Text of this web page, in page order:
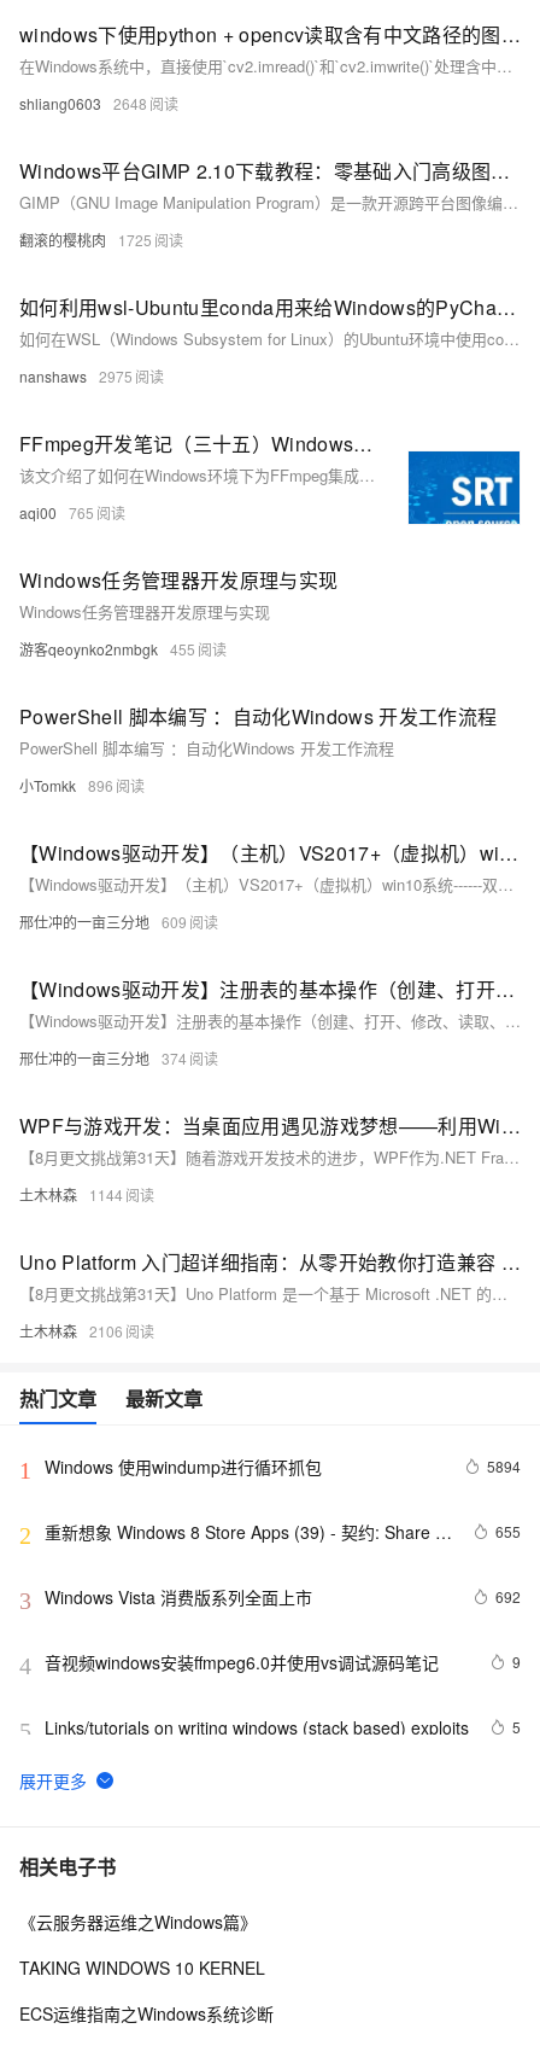
windows下使用python + opencv读取含有中文路径的图片 和 把图片数据保存到含有中文的路径下
在Windows系统中，直接使用`cv2.imread()`和`cv2.imwrite()`处理含中文路径的图像文件时会遇到问题。读取时会返回空数据，保存时则无法正确保存至目标目录。为解决这些问题，可以使用`cv2.imdecode()`结合`np.fromfile()`来读取图像，并使用`cv2.imencode()`结合`tofile()`方法来保存图像至含中文的路径。这种方法有效避免了路径编码问题，确保图像处理流程顺畅进行。
shliang0603 2648
Windows平台GIMP 2.10下载教程：零基础入门高级图像编辑
GIMP（GNU Image Manipulation Program）是一款开源跨平台图像编辑工具，支持图层管理、高级修图、色彩校正等功能，广泛应用于平面设计和照片修复。其优势包括全功能免费、插件生态丰富（600+扩展插件）、硬件要求低（1GB内存即可流畅运行）。本文详细介绍GIMP的软件定位、安装流程、首次配置及常见问题解答，帮助用户快速上手并充分利用其强大功能。
翻滚的樱桃肉 1725
如何利用wsl-Ubuntu里conda用来给Windows的PyCharm开发
如何在WSL（Windows Subsystem for Linux）的Ubuntu环境中使用conda虚拟环境来为Windows上的PyCharm开发设置Python解释器。
nanshaws 2975
FFmpeg开发笔记（三十五）Windows环境给FFmpeg集成libsrt
该文介绍了如何在Windows环境下为FFmpeg集成SRT协议支持库libsrt。首先，需要安装Perl和Nasm，然后编译OpenSSL。接着，下载libsrt源码并使用CMake配置，生成VS工程并编译生成srt.dll和srt.lib。最后，将编译出的库文件和头文件按照特定目录结构放置，并更新环境变量，重新配置启用libsrt的FFmpeg并进行编译安装。该过程有助于优化直播推流的性能，减少卡顿问题。
aqi00 765
Windows任务管理器开发原理与实现
Windows任务管理器开发原理与实现
游客qeoynko2nmbgk 455
PowerShell 脚本编写 ：自动化Windows 开发工作流程
PowerShell 脚本编写 ：自动化Windows 开发工作流程
小Tomkk 896
【Windows驱动开发】（主机）VS2017+（虚拟机）win10系统------双机调试
【Windows驱动开发】（主机）VS2017+（虚拟机）win10系统------双机调试
邢仕冲的一亩三分地 609
【Windows驱动开发】注册表的基本操作（创建、打开、修改、读取、枚举）（附源码）
【Windows驱动开发】注册表的基本操作（创建、打开、修改、读取、枚举）（附源码）
邢仕冲的一亩三分地 374
WPF与游戏开发：当桌面应用遇见游戏梦想——利用Windows Presentation Foundation打造属于你的2D游戏世界，从环境搭建到代码实践全面解析新兴开发路径
【8月更文挑战第31天】随着游戏开发技术的进步，WPF作为.NET Framework的一部分，凭借其图形渲染能力和灵活的UI设计，成为桌面游戏开发的新选择。本文通过技术综述和示例代码，介绍如何利用WPF进行游戏开发。首先确保安装最新版Visual Studio并创建WPF项目。接着，通过XAML设计游戏界面，并在C#中实现游戏逻辑，如玩家控制和障碍物碰撞检测。示例展示了创建基本2D游戏的过程，包括角色移动和碰撞处理。通过本文，WPF开发者可更好地理解并应用游戏开发技术，创造吸引人的桌面游戏。
土木林森 1144
Uno Platform 入门超详细指南：从零开始教你打造兼容 Web、Windows、iOS 和 Android 的跨平台应用，轻松掌握 XAML 与 C# 开发技巧，快速上手示例代码助你迈出第一步
【8月更文挑战第31天】Uno Platform 是一个基于 Microsoft .NET 的开源框架，支持使用 C# 和 XAML 构建跨平台应用，适用于 Web（WebAssembly）、Windows、Linux、macOS、iOS 和 Android。它允许开发者共享几乎全部的业务逻辑和 UI 代码，同时保持原生性能。选择 Uno Platform 可以统一开发体验，减少代码重复，降低开发成本。安装时需先配置好 Visual Studio 或 Visual Studio for Mac，并通过 NuGet 或官网下载工具包。
土木林森 2106
热门文章 最新文章
1 Windows 使用windump进行循环抓包 5894
2 重新想象 Windows 8 Store Apps (39) - 契约: Share
655
3 Windows Vista 消费版系列全面上市 692
4 音视频windows安装ffmpeg6.0并使用vs调试源码笔记 9
5 Links/tutorials on writing windows (stack based) exploits 5
6
windows解决SpringBoot启动时：APPLICATION
7 腾讯START云游戏开启不限量测试，支持MacOS和
8 《101 Windows Phone 7 Apps》读书笔记-
FlipView
相关电子书
《云服务器运维之Windows篇》
TAKING WINDOWS 10 KERNEL
ECS运维指南之Windows系统诊断